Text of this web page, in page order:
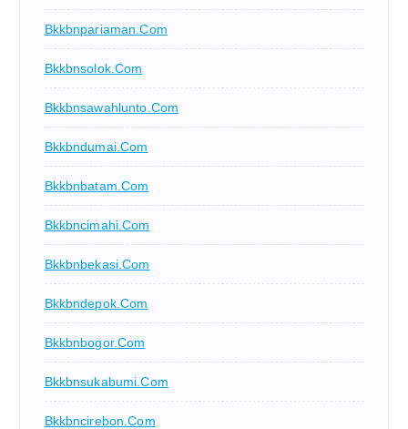
Bkkbnpariaman.com
Bkkbnsolok.com
Bkkbnsawahlunto.com
Bkkbndumai.com
Bkkbnbatam.com
Bkkbncimahi.com
Bkkbnbekasi.com
Bkkbndepok.com
Bkkbnbogor.com
Bkkbnsukabumi.com
Bkkbncirebon.com